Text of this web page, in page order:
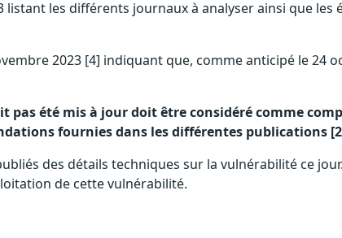
listant les différents journaux à analyser ainsi que
2023 [4] indiquant que, comme anticipé le
pas été mis à jour doit être considéré comme
fournies dans les différentes publications
des détails techniques sur la vulnérabilité ce
de cette vulnérabilité.